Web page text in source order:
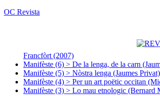
OC Revista
Francfòrt (2007)
Manifèste (6) > De la lenga, de la carn
Manifèste (5) > Nòstra lenga (Jaumes Privat)
Manifèste (4) > Per un art poëtic occitan
Manifèste (3) > Lo mau etnologic (Bernard